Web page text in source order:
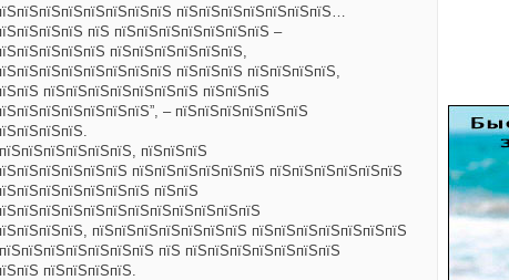
пїЅпїЅпїЅпїЅпїЅпїЅпїЅ…
пїЅ пїЅпїЅпїЅпїЅпїЅпїЅпїЅ –
пїЅпїЅпїЅпїЅпїЅпїЅ,
пїЅпїЅпїЅ пїЅпїЅпїЅпїЅ,
пїЅпїЅпїЅпїЅпїЅпїЅпїЅ пїЅпїЅпїЅ
– пїЅпїЅпїЅпїЅпїЅпїЅ
пїЅпїЅпїЅ
пїЅпїЅпїЅпїЅпїЅпїЅ пїЅпїЅпїЅпїЅпїЅпїЅ
пїЅпїЅ
пїЅпїЅпїЅпїЅпїЅпїЅпїЅ пїЅпїЅпїЅпїЅпїЅпїЅпїЅ
пїЅ пїЅпїЅпїЅпїЅпїЅпїЅпїЅ
пїЅпїЅпїЅпїЅ.